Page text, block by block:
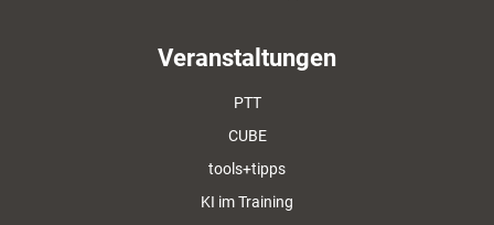
Veranstaltungen
PTT
CUBE
tools+tipps
KI im Training